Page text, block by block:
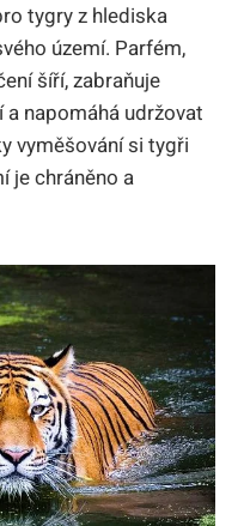
tygry z hlediska
území. Parfém,
šíří, zabraňuje
napomáhá udržovat
vyměšování si tygři
je chráněno a